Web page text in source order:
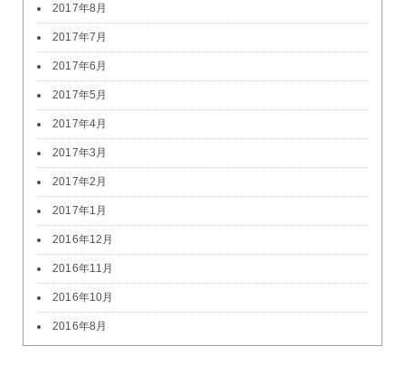
2017年8月
2017年7月
2017年6月
2017年5月
2017年4月
2017年3月
2017年2月
2017年1月
2016年12月
2016年11月
2016年10月
2016年8月